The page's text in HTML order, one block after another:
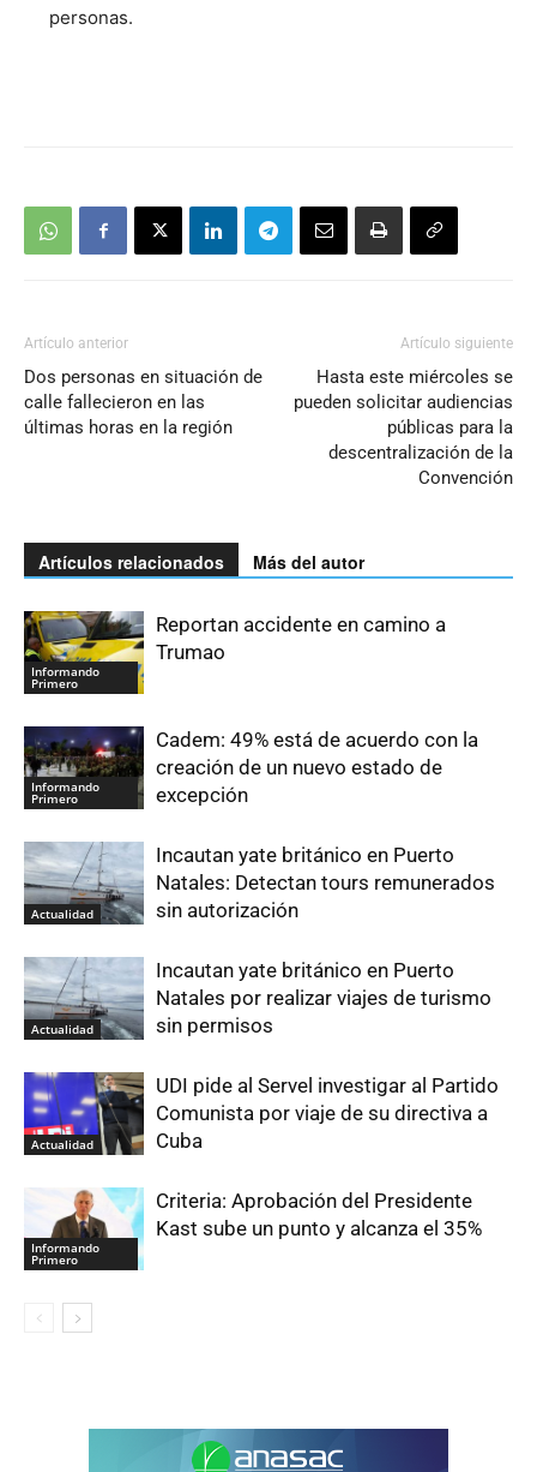
personas.
Artículo anterior
Dos personas en situación de
calle fallecieron en las
últimas horas en la región
Artículo siguiente
Hasta este miércoles se
pueden solicitar audiencias
públicas para la
descentralización de la
Convención
Artículos relacionados Más del autor
Informando
Primero
Reportan accidente en camino a
Trumao
Informando
Primero
Cadem: 49% está de acuerdo con la
creación de un nuevo estado de
excepción
Actualidad
Incautan yate británico en Puerto
Natales: Detectan tours remunerados
sin autorización
Actualidad
Incautan yate británico en Puerto
Natales por realizar viajes de turismo
sin permisos
Actualidad
UDI pide al Servel investigar al Partido
Comunista por viaje de su directiva a
Cuba
Informando
Primero
Criteria: Aprobación del Presidente
Kast sube un punto y alcanza el 35%